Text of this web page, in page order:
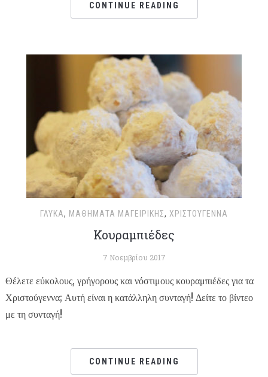
CONTINUE READING
ΓΛΥΚΆ, ΜΑΘΉΜΑΤΑ ΜΑΓΕΙΡΙΚΉΣ, ΧΡΙΣΤΟΥΓΕΝΝΑ
Κουραμπιέδες
7 Νοεμβρίου 2017
Θέλετε εύκολους, γρήγορους και νόστιμους κουραμπιέδες για τα
Χριστούγεννα; Αυτή είναι η κατάλληλη συνταγή! Δείτε το βίντεο
με τη συνταγή!
CONTINUE READING